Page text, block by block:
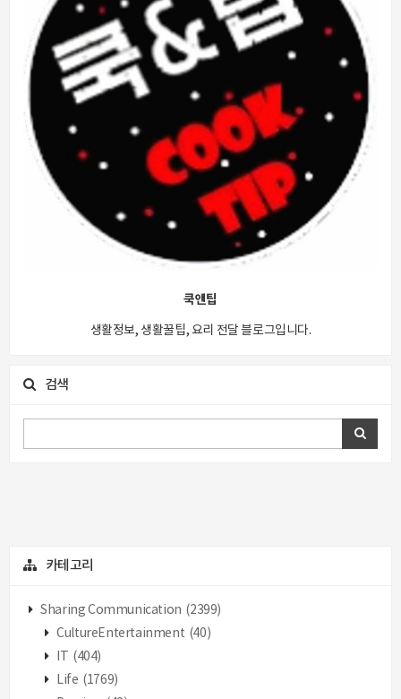
쿡앤팁
생활정보, 생활꿀팁, 요리 전달 블로그입니다.
검색
카테고리
Sharing Communication (2399)
CultureEntertainment (40)
(404)
Life (1769)